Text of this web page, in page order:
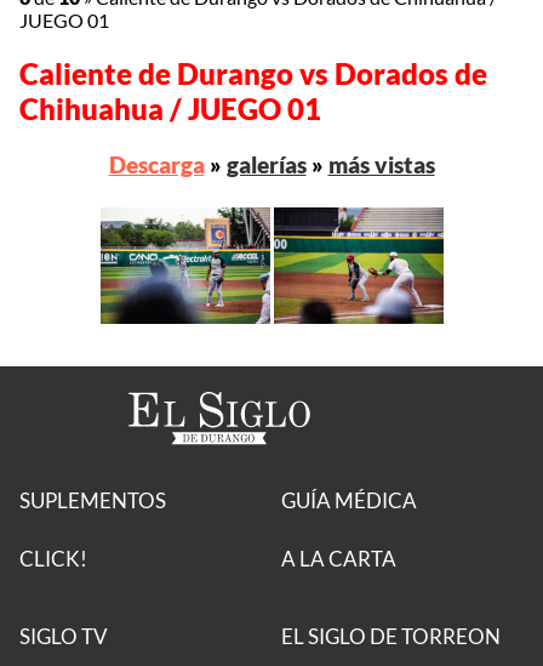
JUEGO 01
Caliente de Durango vs Dorados de
Chihuahua / JUEGO 01
Descarga» galerías» más vistas
SUPLEMENTOS
CLICK!
GUÍA MÉDICA
A LA CARTA
SIGLO TV EL SIGLO DE TORREON